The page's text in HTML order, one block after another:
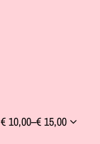
€ 10,00–€ 15,00